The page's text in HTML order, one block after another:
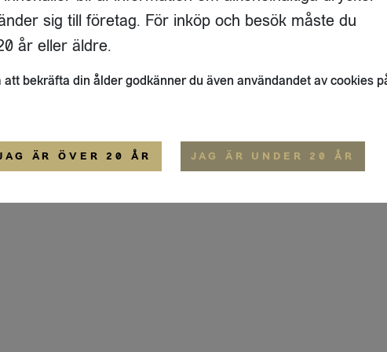
17 A
STOCKHOLM
FLAIVY
OM OSS
ALLMÄNNA VILLKOR
sig till företag. För inköp och besök måste du
år eller äldre.
att bekräfta din ålder godkänner du även användandet av cookies
ÄR ÖVER 20 ÅR JAG ÄR UNDER 20 ÅR